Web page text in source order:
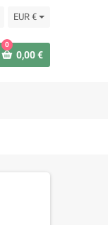
EUR €
0
0,00 €